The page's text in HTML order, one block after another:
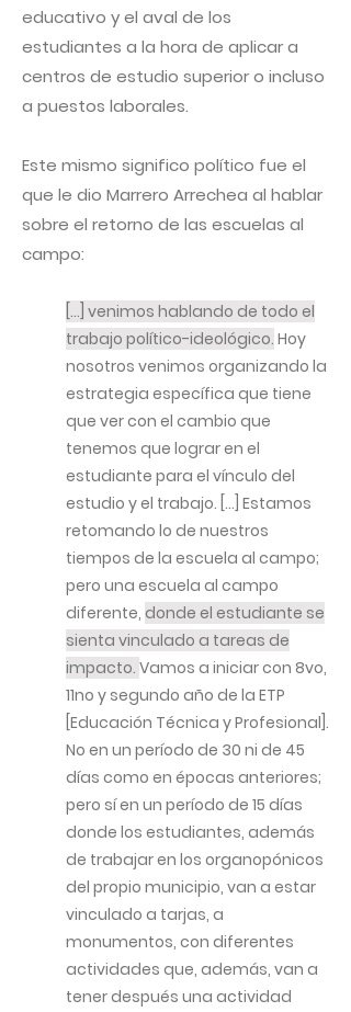
educativo y el aval de los
estudiantes a la hora de aplicar a
centros de estudio superior o incluso
a puestos laborales.
Este mismo significo político fue el
que le dio Marrero Arrechea al hablar
sobre el retorno de las escuelas al
campo:
[…] venimos hablando de todo el
trabajo político-ideológico. Hoy
nosotros venimos organizando la
estrategia específica que tiene
que ver con el cambio que
tenemos que lograr en el
estudiante para el vínculo del
estudio y el trabajo. […] Estamos
retomando lo de nuestros
tiempos de la escuela al campo;
pero una escuela al campo
diferente, donde el estudiante se
sienta vinculado a tareas de
impacto. Vamos a iniciar con 8vo,
11no y segundo año de la ETP
[Educación Técnica y Profesional].
No en un período de 30 ni de 45
días como en épocas anteriores;
pero sí en un período de 15 días
donde los estudiantes, además
de trabajar en los organopónicos
del propio municipio, van a estar
vinculado a tarjas, a
monumentos, con diferentes
actividades que, además, van a
tener después una actividad